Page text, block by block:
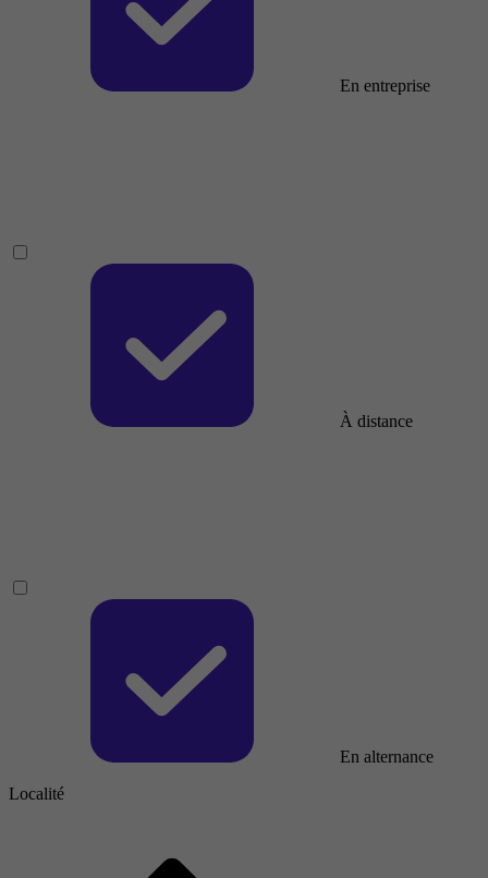
En entreprise
À distance
En alternance
Localité